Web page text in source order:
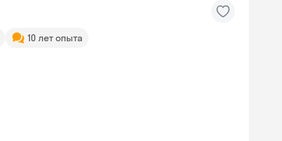
10 лет опыта